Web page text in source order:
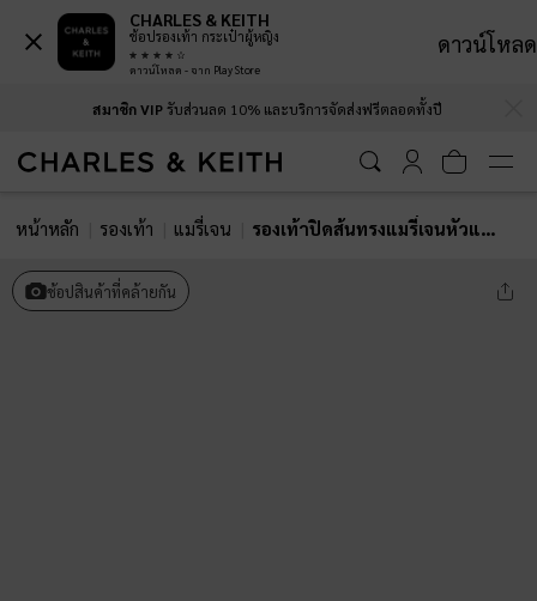
สมาชิก VIPรับส่วนลด 10% และบริการจัดส่งฟรีตลอดทั้งปี
หน้าหลัก รองเท้า แมรี่เจน รองเท้าปิดส้นทรงแมรี่เจนหัวแหลม
ช้อปสินค้าที่คล้ายกัน
CHARLES & KEITH
ช้อปรองเท้า กระเป๋าผู้หญิง
ดาวน์โหลด - จาก Play Store
ดาวน์โหลด